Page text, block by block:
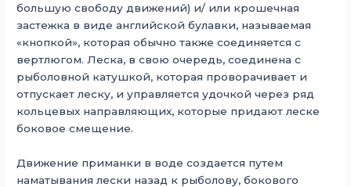
большую свободу движений) и/ или крошечная
застежка в виде английской булавки, называемая
«кнопкой», которая обычно также соединяется с
вертлюгом. Леска, в свою очередь, соединена с
рыболовной катушкой, которая проворачивает и
отпускает леску, и управляется удочкой через ряд
кольцевых направляющих, которые придают леске
боковое смещение.
Движение приманки в воде создается путем
наматывания лески назад к рыболову, бокового